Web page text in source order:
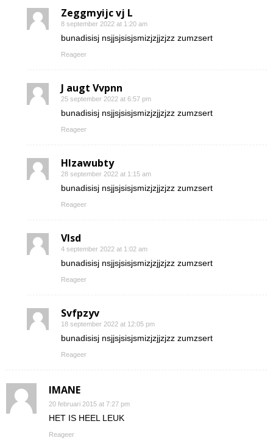
Zeggmyijc vj L
8 september 2022 at 1:20 am
bunadisisj nsjjsjsisjsmizjzjjzjzz zumzsert
Reageer
J augt Vvpnn
25 september 2022 at 6:57 pm
bunadisisj nsjjsjsisjsmizjzjjzjzz zumzsert
Reageer
Hlzawubty
28 september 2022 at 1:15 am
bunadisisj nsjjsjsisjsmizjzjjzjzz zumzsert
Reageer
Vlsd
4 september 2022 at 1:02 am
bunadisisj nsjjsjsisjsmizjzjjzjzz zumzsert
Reageer
Svfpzyv
18 september 2022 at 12:05 pm
bunadisisj nsjjsjsisjsmizjzjjzjzz zumzsert
Reageer
IMANE
20 februari 2015 at 7:27 pm
HET IS HEEL LEUK
Reageer